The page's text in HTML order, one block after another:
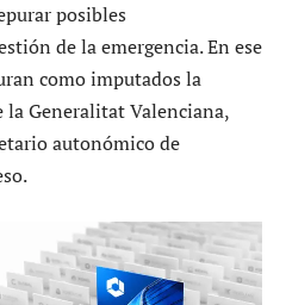
posibles
de la emergencia. En ese
como imputados la
Generalitat Valenciana,
autonómico de